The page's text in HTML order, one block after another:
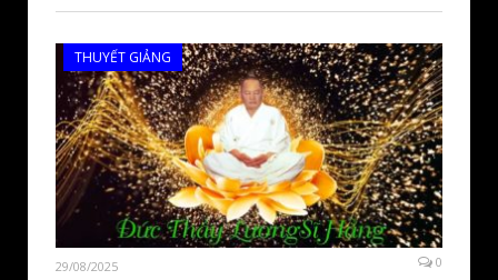
THUYẾT GIẢNG
29/08/2025 0